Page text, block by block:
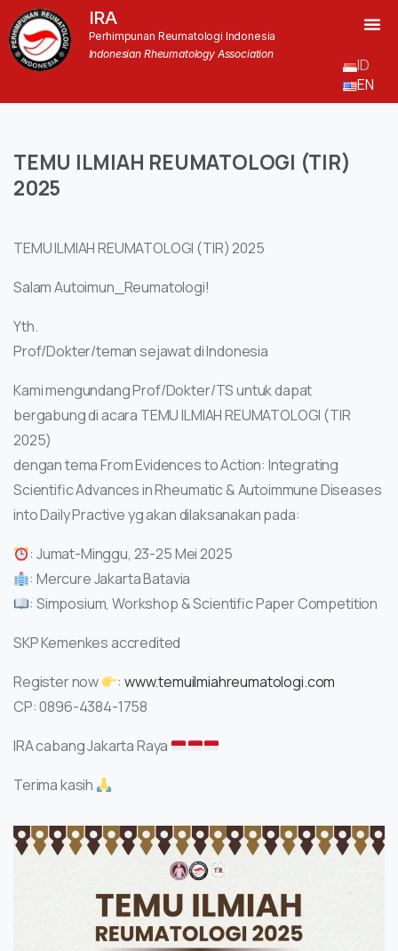
IRA
Perhimpunan Reumatologi Indonesia
Indonesian Rheumatology Association
ID
EN
TEMU ILMIAH REUMATOLOGI (TIR)
2025
TEMU ILMIAH REUMATOLOGI (TIR) 2025
Salam Autoimun_Reumatologi!
Yth.
Prof/Dokter/teman sejawat di Indonesia
Kami mengundang Prof/Dokter/TS untuk dapat
bergabung di acara TEMU ILMIAH REUMATOLOGI (TIR
2025)
dengan tema From Evidences to Action: Integrating
Scientific Advances in Rheumatic & Autoimmune Diseases
into Daily Practive yg akan dilaksanakan pada:
: Jumat-Minggu, 23-25 Mei 2025
: Mercure Jakarta Batavia
: Simposium, Workshop & Scientific Paper Competition
SKP Kemenkes accredited
Register now
: www.temuilmiahreumatologi.com
CP: 0896-4384-1758
IRA cabang Jakarta Raya
Terima kasih